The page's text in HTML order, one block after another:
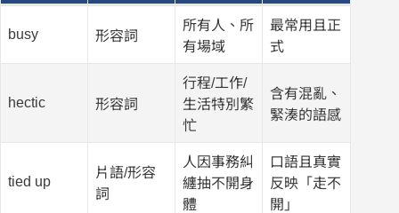
busy 形容詞
所有人、所
有場域
最常用且正
式
hectic 形容詞
行程/工作/
生活特別繁
忙
含有混亂、
緊湊的語感
tied up
片語/形容
詞
人因事務糾
纏抽不開身
體
口語且真實
反映「走不
開」